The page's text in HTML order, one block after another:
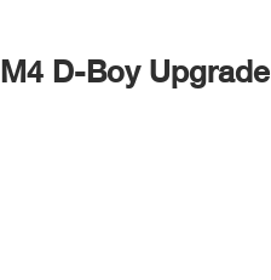
M4 D-Boy Upgrade